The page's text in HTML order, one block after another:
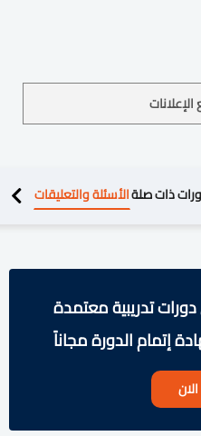
ذات صلةالأسئلة والتعليقات
تدريبية معتمدة
إتمام الدورة مجاناً